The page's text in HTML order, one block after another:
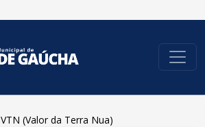
VTN (Valor da Terra Nua)